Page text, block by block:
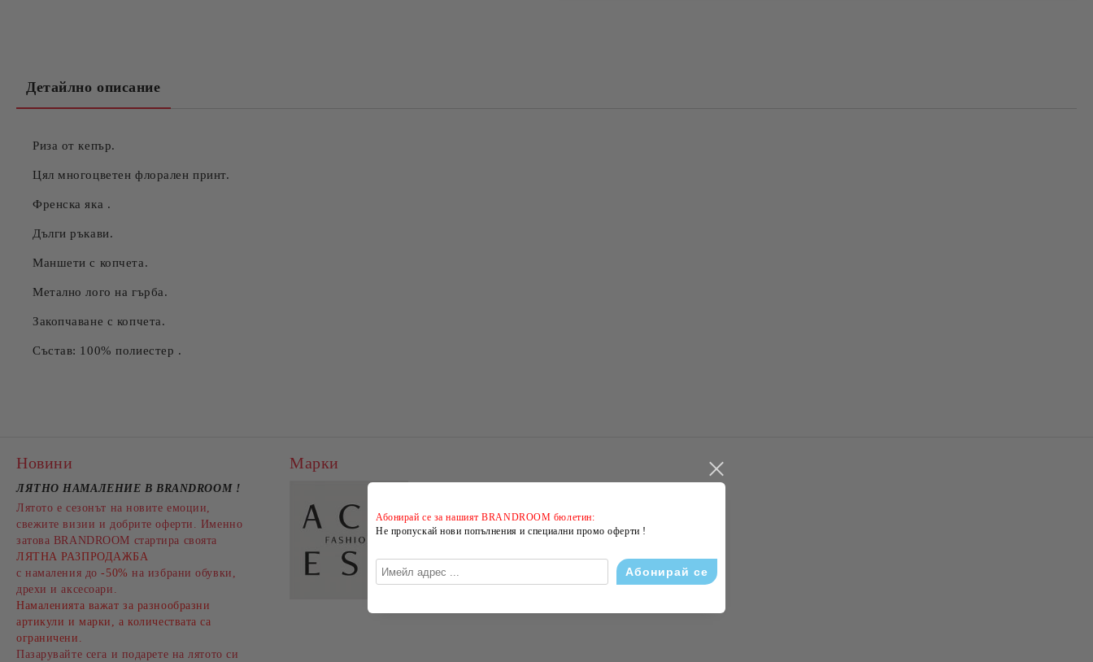
Детайлно описание
Риза от кепър.
Цял многоцветен флорален принт.
Френска яка .
Дълги ръкави.
Маншети с копчета.
Метално лого на гърба.
Закопчаване с копчета.
Състав: 100% полиестер .
Новини
ЛЯТНО НАМАЛЕНИЕ В BRANDROOM !
Лятото е сезонът на новите емоции,
свежите визии и добрите оферти. Именно
затова BRANDROOM стартира своята
ЛЯТНА РАЗПРОДАЖБА
с намаления до -50% на избрани обувки,
дрехи и аксесоари.
Намаленията важат за разнообразни
артикули и марки, а количествата са
ограничени.
Пазарувайте сега и подарете на лятото си
Марки
Абонирай се за нашият BRANDROOM бюлетин:
Не пропускай нови попълнения и специални промо оферти !